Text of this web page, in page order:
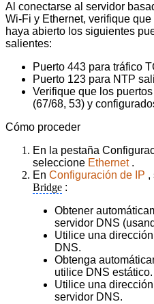
Al conectarse al servidor
Wi-Fi y Ethernet, verifique
haya abierto los siguientes
salientes:
Puerto 443 para tráfico
Puerto 123 para NTP
Verifique que los
(67/68, 53) y
Cómo proceder
En la pestaña
seleccione Ethernet .
En Configuración de IP ,
Bridge :
Obtener
servidor DNS
Utilice una
DNS.
Obtenga
utilice DNS estático.
Utilice una
servidor DNS.